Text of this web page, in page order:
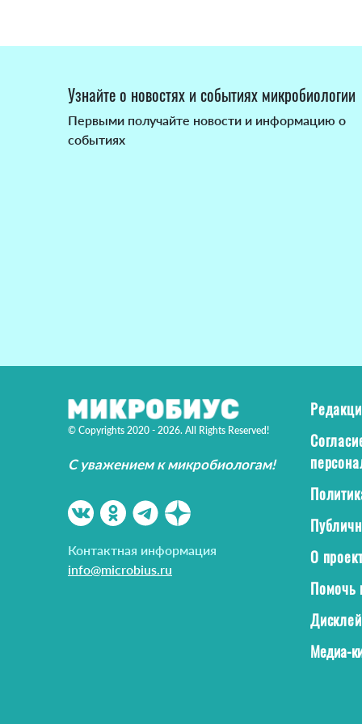
Узнайте о новостях и событиях микробиологии
Первыми получайте новости и информацию о
событиях
© Copyrights 2020 - 2026. All Rights Reserved!
С уважением к микробиологам!
Контактная информация
info@microbius.ru
О
Помочь
Медиа-